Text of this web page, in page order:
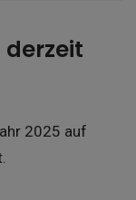
derzeit
2025 auf